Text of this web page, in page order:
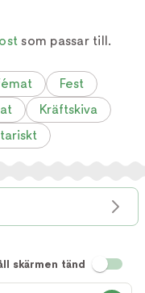
som passar till.
Fest
Kräftskiva
skärmen tänd